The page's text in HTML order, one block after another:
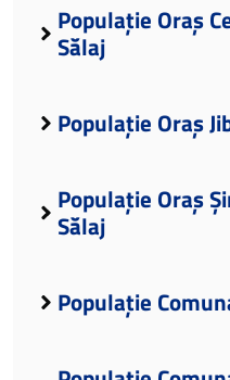
Populație Oraș
Sălaj
Populație Oraș
Populație Oraș
Sălaj
Populație